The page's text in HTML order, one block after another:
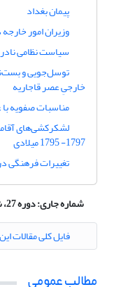
پیمان بغداد
وزیران امور
سیاست نظامی
توسل‌جویی و
خارجیِ عصر قاجاریه
مناسبات صفویه
لشکرکشی‌های
1797- 1795 میلادی
تغییرات فرهنگی
شماره جاری:دوره 27، شماره 105، زمستان 1404، صفحه 1-136
فایل کلی مقالات
مطالب عمومی